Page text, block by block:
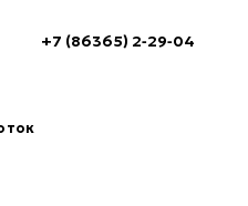
+7 (86365) 2‑29‑04